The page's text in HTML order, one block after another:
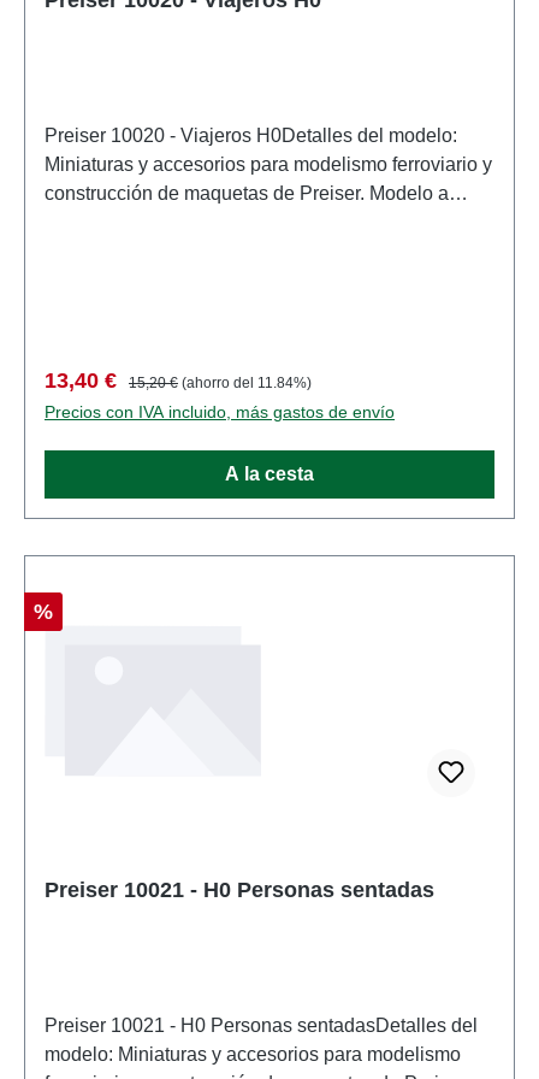
Preiser 10020 - Viajeros H0Detalles del modelo:
Miniaturas y accesorios para modelismo ferroviario y
construcción de maquetas de Preiser. Modelo a
PreiserNúmero de artículo: 10020numero de piezas:
Conjunto de varias piezasEAN: 4041032100203tipo
de producto: Cifraspista: H0escala:
1:87Recomendación de edad: A partir de 14 años
Precio de venta:
13,40 € Precio normal:
15,20 € (ahorro del 11.84%)
Precios con IVA incluido, más gastos de envío
A la cesta
Descuento
%
Preiser 10021 - H0 Personas sentadas
Preiser 10021 - H0 Personas sentadasDetalles del
modelo: Miniaturas y accesorios para modelismo